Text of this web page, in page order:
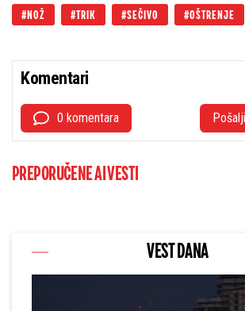
NOŽ TRIK SEČIVO OŠTRENJE
Komentari
0 komentara
PREPORUČENE AI VESTI
VEST DANA